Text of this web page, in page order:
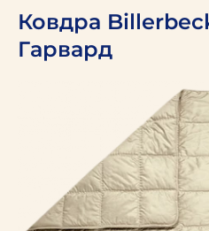
Ковдра
Гарвард